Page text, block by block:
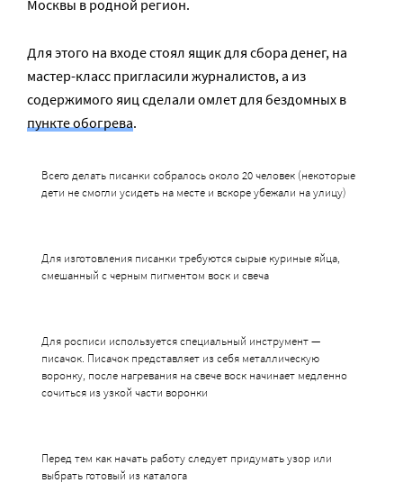
Москвы в родной регион.
Для этого на входе стоял ящик для сбора денег, на
мастер-класс пригласили журналистов, а из
содержимого яиц сделали омлет для бездомных в
пункте обогрева.
Всего делать писанки собралось около 20 человек (некоторые
дети не смогли усидеть на месте и вскоре убежали на улицу)
Для изготовления писанки требуются сырые куриные яйца,
смешанный с черным пигментом воск и свеча
Для росписи используется специальный инструмент —
писачок. Писачок представляет из себя металлическую
воронку, после нагревания на свече воск начинает медленно
сочиться из узкой части воронки
Перед тем как начать работу следует придумать узор или
выбрать готовый из каталога